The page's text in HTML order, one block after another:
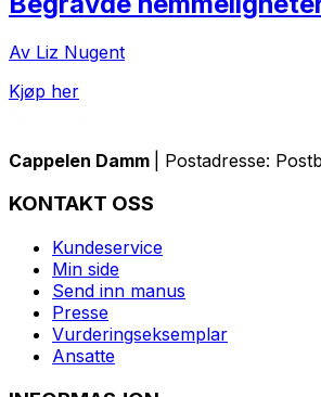
Av Liz Nugent
Kjøp her
Cappelen Damm | Postadresse:
KONTAKT OSS
Kundeservice
Min side
Send inn manus
Presse
Vurderingseksemplar
Ansatte